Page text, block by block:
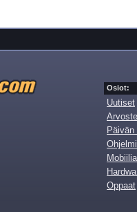
Osiot:
Uutiset
Päivän
Oppaat